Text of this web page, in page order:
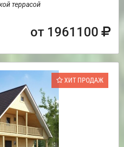
террасой
от 1961100
ХИТ ПРОДАЖ